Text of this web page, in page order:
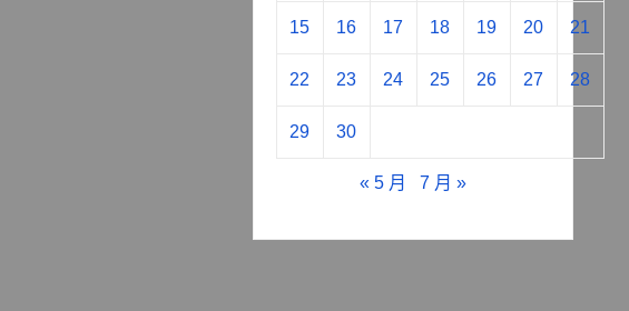
15 16 17 18 19 20 21
22 23 24 25 26 27 28
29 30
« 5 月 7 月 »